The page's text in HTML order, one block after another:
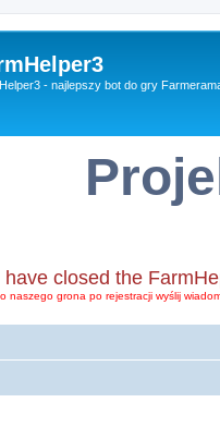
- najlepszy bot do gry
have closed the
naszego grona po rejestracji wyślij